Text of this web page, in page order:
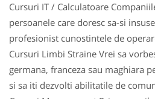
Cursuri IT / Calculatoare
persoanele care doresc sa-si
profesionist cunostintele de
Cursuri Limbi Straine Vrei sa
germana, franceza sau maghiara
si sa iti dezvolti abilitatile de